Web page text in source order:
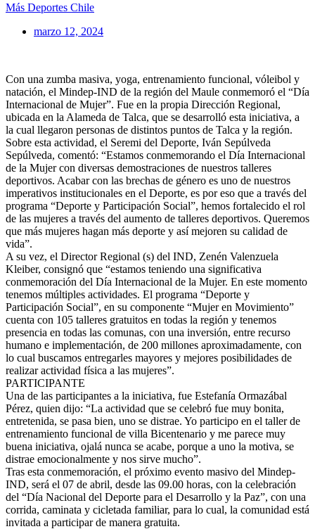
Más Deportes Chile
marzo 12, 2024
Con una zumba masiva, yoga, entrenamiento funcional, vóleibol y
natación, el Mindep-IND de la región del Maule conmemoró el “Día
Internacional de Mujer”. Fue en la propia Dirección Regional,
ubicada en la Alameda de Talca, que se desarrolló esta iniciativa, a
la cual llegaron personas de distintos puntos de Talca y la región.
Sobre esta actividad, el Seremi del Deporte, Iván Sepúlveda
Sepúlveda, comentó: “Estamos conmemorando el Día Internacional
de la Mujer con diversas demostraciones de nuestros talleres
deportivos. Acabar con las brechas de género es uno de nuestros
imperativos institucionales en el Deporte, es por eso que a través del
programa “Deporte y Participación Social”, hemos fortalecido el rol
de las mujeres a través del aumento de talleres deportivos. Queremos
que más mujeres hagan más deporte y así mejoren su calidad de
vida”.
A su vez, el Director Regional (s) del IND, Zenén Valenzuela
Kleiber, consignó que “estamos teniendo una significativa
conmemoración del Día Internacional de la Mujer. En este momento
tenemos múltiples actividades. El programa “Deporte y
Participación Social”, en su componente “Mujer en Movimiento”
cuenta con 105 talleres gratuitos en todas la región y tenemos
presencia en todas las comunas, con una inversión, entre recurso
humano e implementación, de 200 millones aproximadamente, con
lo cual buscamos entregarles mayores y mejores posibilidades de
realizar actividad física a las mujeres”.
PARTICIPANTE
Una de las participantes a la iniciativa, fue Estefanía Ormazábal
Pérez, quien dijo: “La actividad que se celebró fue muy bonita,
entretenida, se pasa bien, uno se distrae. Yo participo en el taller de
entrenamiento funcional de villa Bicentenario y me parece muy
buena iniciativa, ojalá nunca se acabe, porque a uno la motiva, se
distrae emocionalmente y nos sirve mucho”.
Tras esta conmemoración, el próximo evento masivo del Mindep-
IND, será el 07 de abril, desde las 09.00 horas, con la celebración
del “Día Nacional del Deporte para el Desarrollo y la Paz”, con una
corrida, caminata y cicletada familiar, para lo cual, la comunidad está
invitada a participar de manera gratuita.